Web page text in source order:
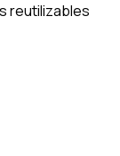
reutilizables